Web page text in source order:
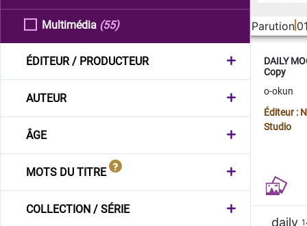
Multimédia (55)
ÉDITEUR / PRODUCTEUR
AUTEUR
ÂGE
MOTS DU TITRE
COLLECTION / SÉRIE
Parution
DAILY
Copy
o-okun
Éditeur :
Studio
daily